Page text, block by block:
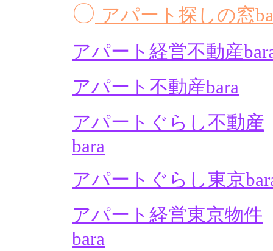
〇 アパート探しの窓
アパート経営不動産
アパート不動産bara
アパートぐらし不動産
bara
アパートぐらし東京
アパート経営東京物件
bara